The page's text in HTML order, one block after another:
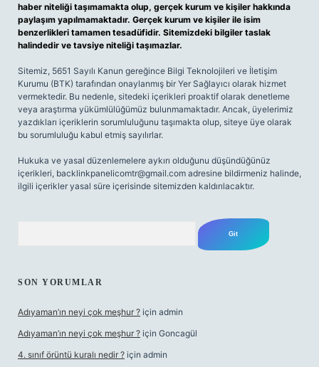
haber niteliği taşımamakta olup, gerçek kurum ve kişiler hakkında
paylaşım yapılmamaktadır. Gerçek kurum ve kişiler ile isim
benzerlikleri tamamen tesadüfidir. Sitemizdeki bilgiler taslak
halindedir ve tavsiye niteliği taşımazlar.
Sitemiz, 5651 Sayılı Kanun gereğince Bilgi Teknolojileri ve İletişim
Kurumu (BTK) tarafından onaylanmış bir Yer Sağlayıcı olarak hizmet
vermektedir. Bu nedenle, sitedeki içerikleri proaktif olarak denetleme
veya araştırma yükümlülüğümüz bulunmamaktadır. Ancak, üyelerimiz
yazdıkları içeriklerin sorumluluğunu taşımakta olup, siteye üye olarak
bu sorumluluğu kabul etmiş sayılırlar.
Hukuka ve yasal düzenlemelere aykırı olduğunu düşündüğünüz
içerikleri, backlinkpanelicomtr@gmail.com adresine bildirmeniz halinde,
ilgili içerikler yasal süre içerisinde sitemizden kaldırılacaktır.
SON YORUMLAR
Adıyaman’ın neyi çok meşhur ? için admin
Adıyaman’ın neyi çok meşhur ? için Goncagül
4. sınıf örüntü kuralı nedir ? için admin